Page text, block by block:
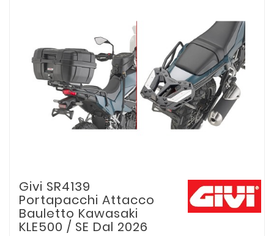
Givi SR4139
Portapacchi Attacco
Bauletto Kawasaki
KLE500 / SE Dal 2026